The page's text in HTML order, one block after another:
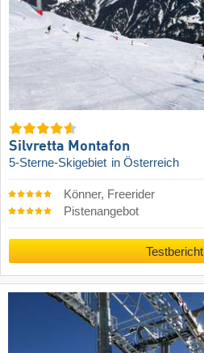
Silvretta Montafon
5-Sterne-Skigebiet in Österreich
Könner, Freerider
Pistenangebot
Testbericht